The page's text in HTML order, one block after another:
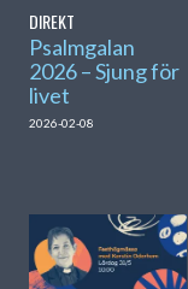
DIREKT
Psalmgalan
2026 – Sjung för
livet
2026-02-08